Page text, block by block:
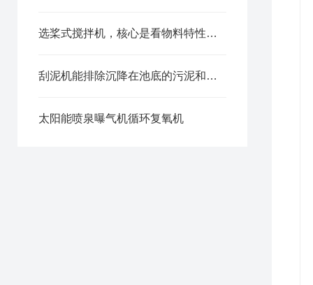
选桨式搅拌机，核心是看物料特性、处理量和工艺需求
刮泥机能排除沉降在池底的污泥和撇除池面的浮渣
太阳能喷泉曝气机循环复氧机